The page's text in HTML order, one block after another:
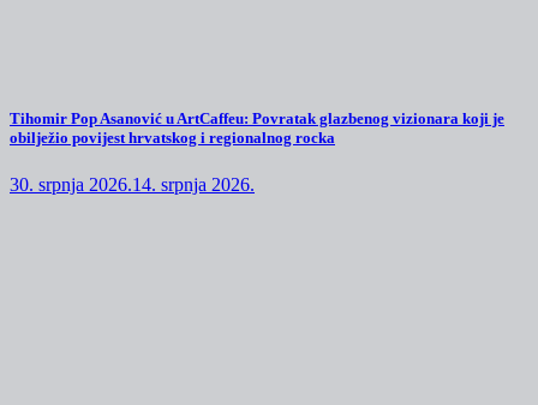
Tihomir Pop Asanović u ArtCaffeu: Povratak glazbenog vizionara koji je
obilježio povijest hrvatskog i regionalnog rocka
30. srpnja 2026.14. srpnja 2026.